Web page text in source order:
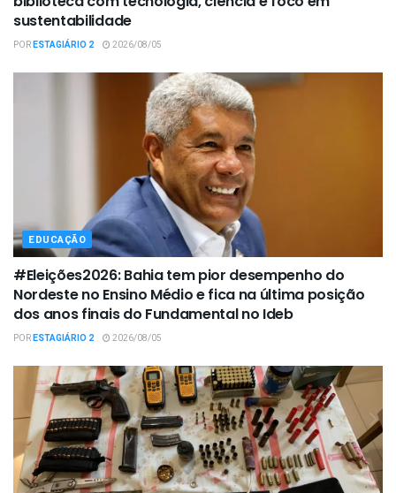
sustentabilidade
PORESTAGIÁRIO 2 2026/08/05
EDUCAÇÃO
#Eleições2026: Bahia tem pior desempenho do
Nordeste no Ensino Médio e fica na última posição
dos anos finais do Fundamental no Ideb
PORESTAGIÁRIO 2 2026/08/05